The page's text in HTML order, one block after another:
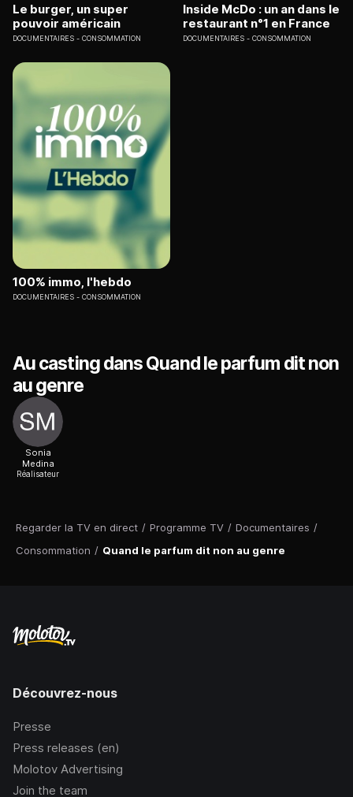
Regarder la TV en direct / Programme TV / Documentaires /
Consommation / Quand le parfum dit non au genre
Le burger, un super
pouvoir américain
DOCUMENTAIRES CONSOMMATION
Inside McDo : un an dans le
restaurant n°1 en France
DOCUMENTAIRES CONSOMMATION
100% immo, l'hebdo
DOCUMENTAIRES CONSOMMATION
Au casting dans Quand le parfum dit non
au genre
Sonia
Medina
Réalisateur
Découvrez-nous
Presse
Press releases (en)
Molotov Advertising
Join the team